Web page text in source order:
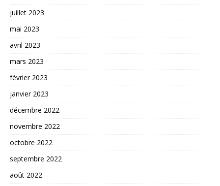
juillet 2023
mai 2023
avril 2023
mars 2023
février 2023
janvier 2023
décembre 2022
novembre 2022
octobre 2022
septembre 2022
août 2022